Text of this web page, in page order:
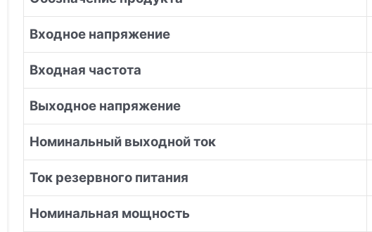
Входное напряжение
Входная частота
Выходное напряжение
Номинальный выходной ток
Ток резервного питания
Номинальная мощность